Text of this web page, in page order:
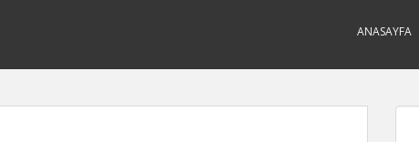
ANASAYFA